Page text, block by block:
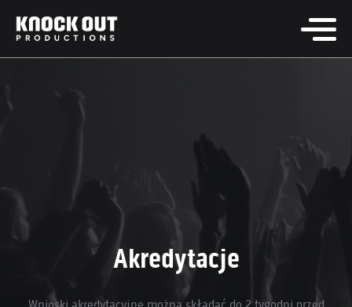
Akredytacje